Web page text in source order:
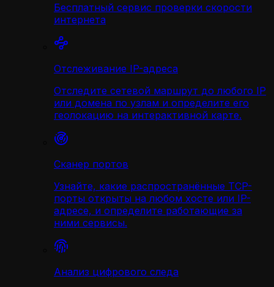
Бесплатный сервис проверки скорости
интернета
Отслеживание IP-адреса
Отследите сетевой маршрут до любого IP
или домена по узлам и определите его
геолокацию на интерактивной карте.
Сканер портов
Узнайте, какие распространённые TCP-
порты открыты на любом хосте или IP-
адресе, и определите работающие за
ними сервисы.
Анализ цифрового следа